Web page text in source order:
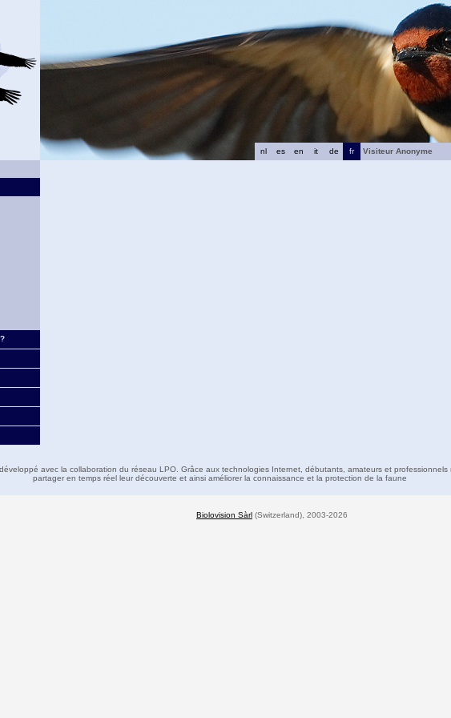
fr
de
it
en
es
nl
Visiteur Anonyme
avec la collaboration du réseau LPO. Grâce aux technologies Internet, débutants, amateurs et professionnels
partager en temps réel leur découverte et ainsi améliorer la connaissance et la protection de la faune
Biolovision Sàrl (Switzerland), 2003-2026